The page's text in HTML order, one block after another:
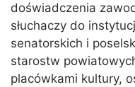
doświadczenia
słuchaczy do
senatorskich i
starostw
placówkami kultury,